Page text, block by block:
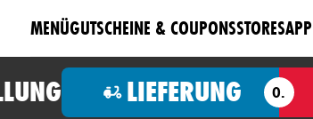
MENÜGUTSCHEINE & COUPONSSTORESAPP
LIEFERUNG O.